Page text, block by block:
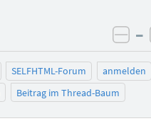
–
SELFHTML-Forum
anmelden
Beitrag im Thread-Baum